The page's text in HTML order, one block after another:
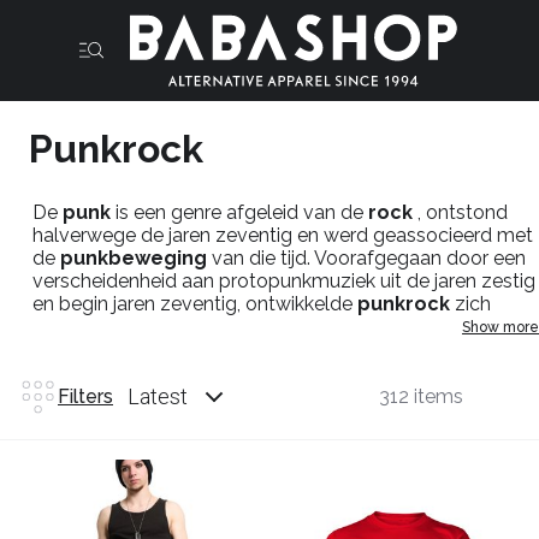
Punkrock
De punk is een genre afgeleid van de rock , ontstond
halverwege de jaren zeventig en werd geassocieerd met
de punkbeweging van die tijd. Voorafgegaan door een
verscheidenheid aan protopunkmuziek uit de jaren zestig
en begin jaren zeventig, ontwikkelde punkrock zich
voornamelijk tussen 1974 en 1976 in de Verenigde Staten
worden erkend als de pioniers van een nieuwe muzikale
beweging.De punkbeweging , geassocieerd met het
gekenmerkt door onderscheidende kledingstijlen, een
verscheidenheid aan anti-autoritaire ideologieën en een
doe-het-zelf mentaliteit.
Show more
Filters Latest 312 items